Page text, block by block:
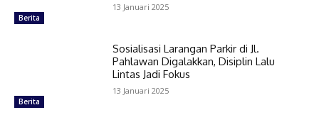
Berita
13 Januari 2025
Berita
Sosialisasi Larangan Parkir di Jl.
Pahlawan Digalakkan, Disiplin Lalu
Lintas Jadi Fokus
13 Januari 2025